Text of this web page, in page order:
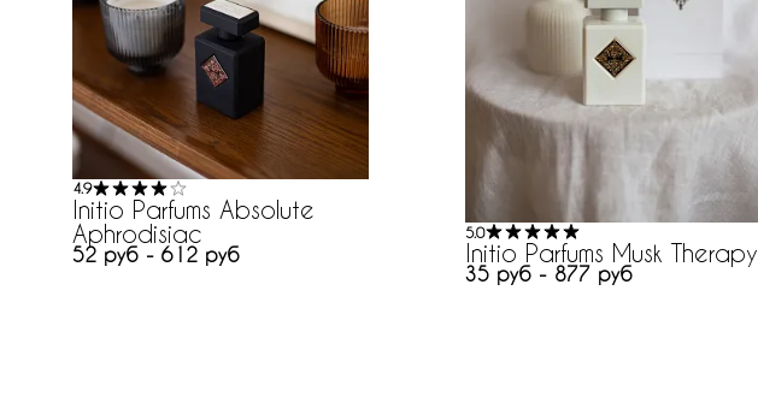
4.9
Initio Parfums Absolute
Aphrodisiac
52 руб - 612 руб
5.0
Initio Parfums Musk Therapy
35 руб - 877 руб